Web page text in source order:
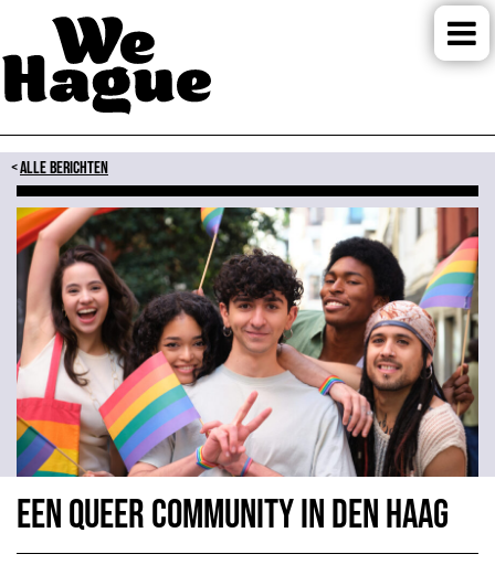
ALLE BERICHTEN
Een Queer community in Den Haag